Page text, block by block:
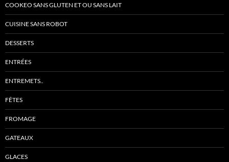
COOKEO SANS GLUTEN ET OU SANS LAIT
CUISINE SANS ROBOT
DESSERTS
ENTRÉES
ENTREMETS..
FÊTES
FROMAGE
GATEAUX
GLACES